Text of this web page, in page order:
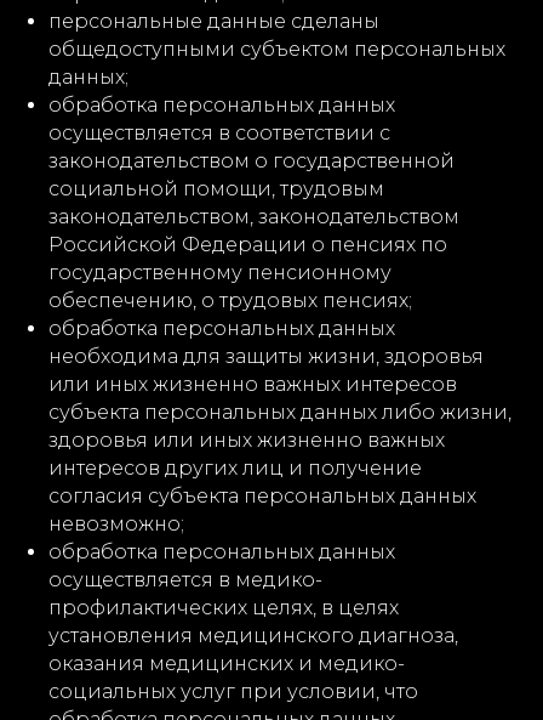
персональные данные сделаны
общедоступными субъектом персональных
данных;
обработка персональных данных
осуществляется в соответствии с
законодательством о государственной
социальной помощи, трудовым
законодательством, законодательством
Российской Федерации о пенсиях по
государственному пенсионному
обеспечению, о трудовых пенсиях;
обработка персональных данных
необходима для защиты жизни, здоровья
или иных жизненно важных интересов
субъекта персональных данных либо жизни,
здоровья или иных жизненно важных
интересов других лиц и получение
согласия субъекта персональных данных
невозможно;
обработка персональных данных
осуществляется в медико-
профилактических целях, в целях
установления медицинского диагноза,
оказания медицинских и медико-
социальных услуг при условии, что